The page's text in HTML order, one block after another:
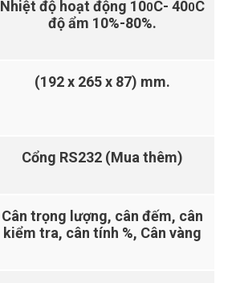
Nhiệt độ hoạt động 100C- 400C
độ ẩm 10%-80%.
(192 x 265 x 87) mm.
Cổng RS232 (Mua thêm)
Cân trọng lượng, cân đếm, cân
kiểm tra, cân tính %, Cân vàng